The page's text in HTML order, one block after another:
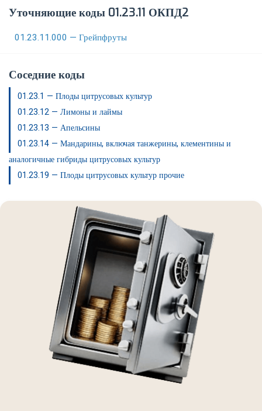
Уточняющие коды 01.23.11 ОКПД2
01.23.11.000 — Грейпфруты
Соседние коды
01.23.1 — Плоды цитрусовых культур
01.23.12 — Лимоны и лаймы
01.23.13 — Апельсины
01.23.14 — Мандарины, включая танжерины, клементины и
аналогичные гибриды цитрусовых культур
01.23.19 — Плоды цитрусовых культур прочие